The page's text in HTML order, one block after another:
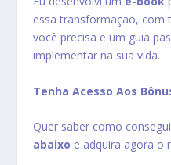
essa transformação, com
você precisa e um guia
implementar na sua vida.
Tenha Acesso Aos
Quer saber como
abaixo e adquira agora o